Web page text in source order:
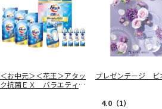
＜お中元＞＜花王＞アタッ
ク抗菌ＥＸ バラエティギ
プレゼンテージ ビ
4.0 （1）